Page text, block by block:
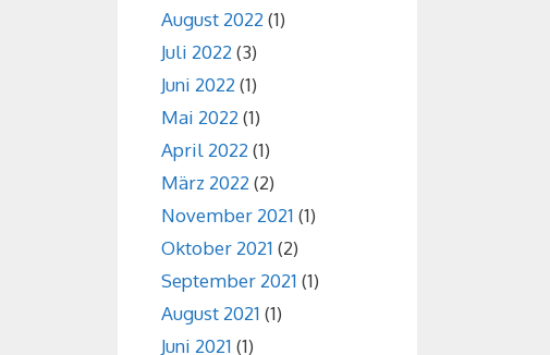
August 2022 (1)
Juli 2022 (3)
Juni 2022 (1)
Mai 2022 (1)
April 2022 (1)
März 2022 (2)
November 2021 (1)
Oktober 2021 (2)
September 2021 (1)
August 2021 (1)
Juni 2021 (1)